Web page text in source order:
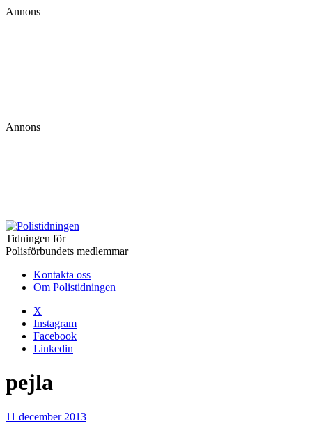
Annons
Annons
Tidningen för
Polisförbundets medlemmar
Kontakta oss
Om Polistidningen
X
Instagram
Facebook
Linkedin
pejla
11 december 2013